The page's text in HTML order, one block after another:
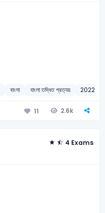
বাংলা বাংলা তদ্ধিত প্রত্যয় 2022
11 2.6k
4 Exams